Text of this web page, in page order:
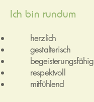
Ich bin rundum
herzlich
gestalterisch
begeisterungsfähig
respektvoll
mitfühlend